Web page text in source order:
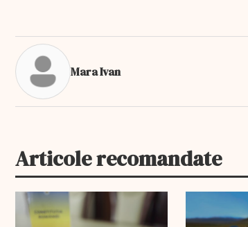
Mara Ivan
Articole recomandate
EXCLUSIV